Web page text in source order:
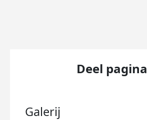
Deel pagina
Galerij